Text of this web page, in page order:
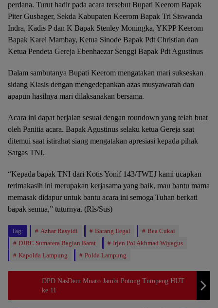
perdana. Turut hadir pada acara tersebut Bupati Keerom Bapak
Piter Gusbager, Sekda Kabupaten Keerom Bapak Tri Siswanda
Indra, Kadis P dan K Bapak Stenley Moningka, YKPP Keerom
Bapak Karel Mambay, Ketua Sinode Bapak Pdt Christian dan
Ketua Pendeta Gereja Ebenhaezar Senggi Bapak Pdt Agustinus
Dalam sambutanya Bupati Keerom mengatakan mari sukseskan
sidang Klasis dengan mengedepankan azas musyawarah dan
apapun hasilnya mari dilaksanakan bersama.
Acara ini dapat berjalan sesuai dengan roundown yang telah buat
oleh Panitia acara. Bapak Agustinus selaku ketua Gereja saat
ditemui saat istirahat siang mengatakan apresiasi kepada pihak
Satgas TNI.
“Kepada bapak TNI dari Kotis Yonif 143/TWEJ kami ucapkan
terimakasih ini merupakan kerjasama yang baik, mau bantu mama
memasak didapur untuk bantu acara ini semoga Tuhan berkati
bapak semua,” tuturnya. (Rls/Sus)
Tag: Azhar Rasyidi Barang Ilegal
Bea Cukai
DJBC Sumatera Bagian Barat
Irjen Pol Akhmad Wiyagus
Kapolda Lampung
Polda Lampung
DPD NasDem Muaro Jambi Potong Tumpeng HUT
ke 11